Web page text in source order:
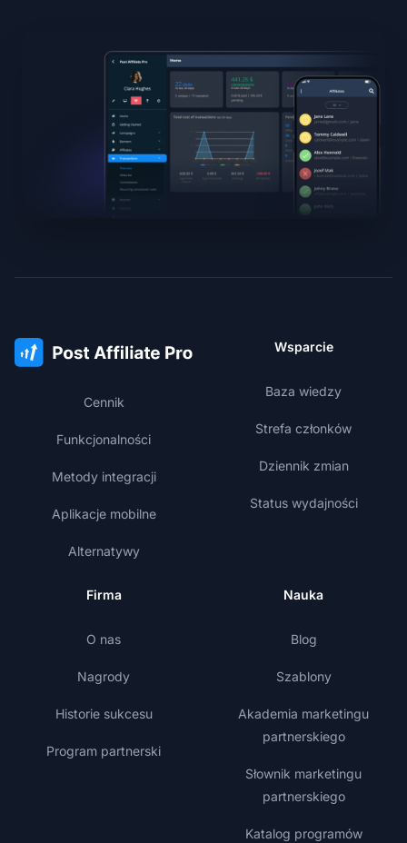
Cennik
Funkcjonalności
Metody integracji
Aplikacje mobilne
Alternatywy
Wsparcie
Baza wiedzy
Strefa członków
Dziennik zmian
Status wydajności
Firma
O nas
Nagrody
Historie sukcesu
Program partnerski
Nauka
Blog
Szablony
Akademia marketingu
partnerskiego
Słownik marketingu
partnerskiego
Katalog programów